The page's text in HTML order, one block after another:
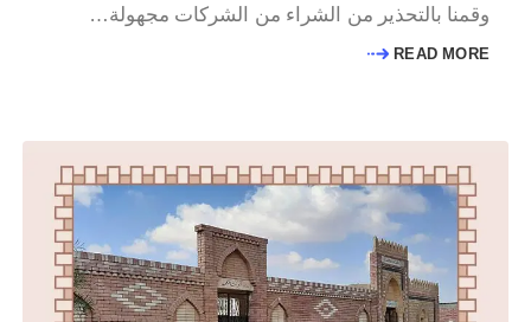
وقمنا بالتحذير من الشراء من الشركات مجهولة…
READ MORE